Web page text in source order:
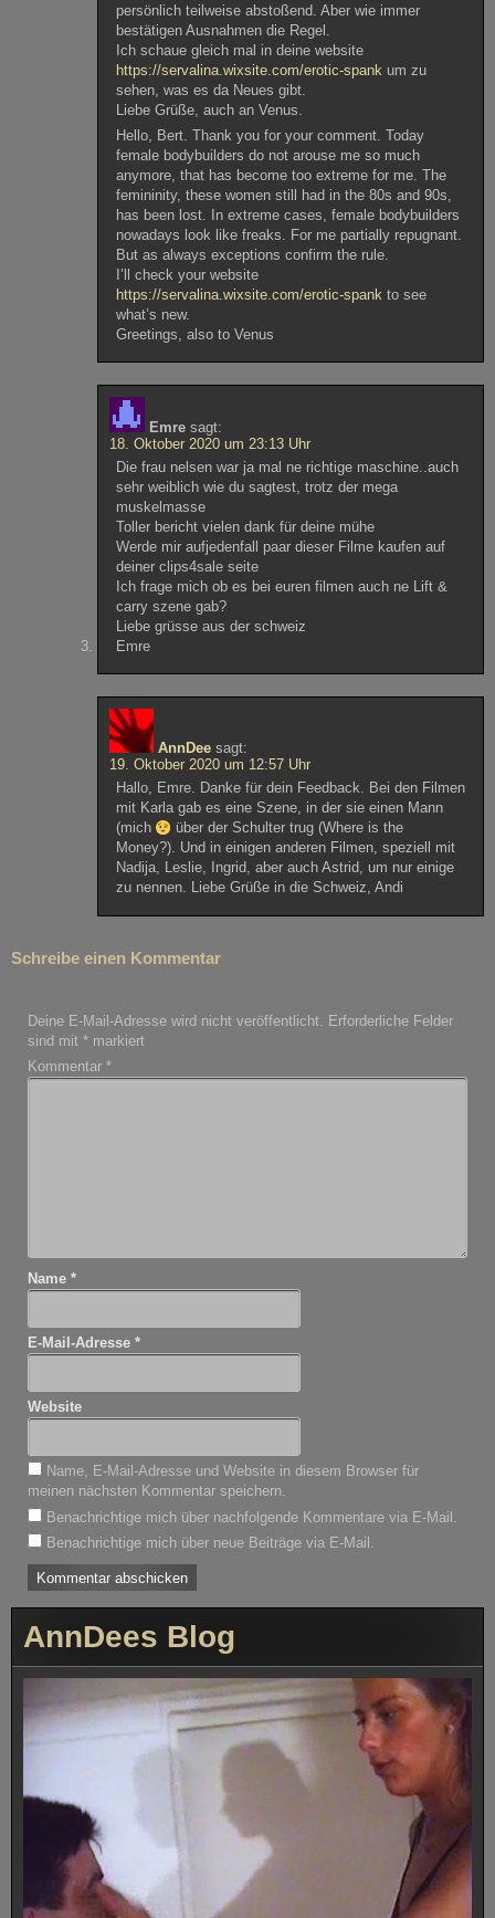
persönlich teilweise abstoßend. Aber wie immer
bestätigen Ausnahmen die Regel.
Ich schaue gleich mal in deine website
https://servalina.wixsite.com/erotic-spank um zu
sehen, was es da Neues gibt.
Liebe Grüße, auch an Venus.
Hello, Bert. Thank you for your comment. Today
female bodybuilders do not arouse me so much
anymore, that has become too extreme for me. The
femininity, these women still had in the 80s and 90s,
has been lost. In extreme cases, female bodybuilders
nowadays look like freaks. For me partially repugnant.
But as always exceptions confirm the rule.
I’ll check your website
https://servalina.wixsite.com/erotic-spankto see
what’s new.
Greetings, also to Venus
Emre sagt:
18. Oktober 2020 um 23:13 Uhr
Die frau nelsen war ja mal ne richtige maschine..auch
sehr weiblich wie du sagtest, trotz der mega
muskelmasse
Toller bericht vielen dank für deine mühe
Werde mir aufjedenfall paar dieser Filme kaufen auf
deiner clips4sale seite
Ich frage mich ob es bei euren filmen auch ne Lift &
carry szene gab?
Liebe grüsse aus der schweiz
Emre
AnnDee sagt:
19. Oktober 2020 um 12:57 Uhr
Hallo, Emre. Danke für dein Feedback. Bei den Filmen
mit Karla gab es eine Szene, in der sie einen Mann
(mich
über der Schulter trug (Where is the
Money?). Und in einigen anderen Filmen, speziell mit
Nadija, Leslie, Ingrid, aber auch Astrid, um nur einige
zu nennen. Liebe Grüße in die Schweiz, Andi
Schreibe einen Kommentar
Deine E-Mail-Adresse wird nicht veröffentlicht.
Erforderliche Felder
sind mit* markiert
Kommentar*
Name*
E-Mail-Adresse*
Website
Name, E-Mail-Adresse und Website in diesem Browser für
meinen nächsten Kommentar speichern.
Benachrichtige mich über nachfolgende Kommentare via E-Mail.
Benachrichtige mich über neue Beiträge via E-Mail.
AnnDees Blog